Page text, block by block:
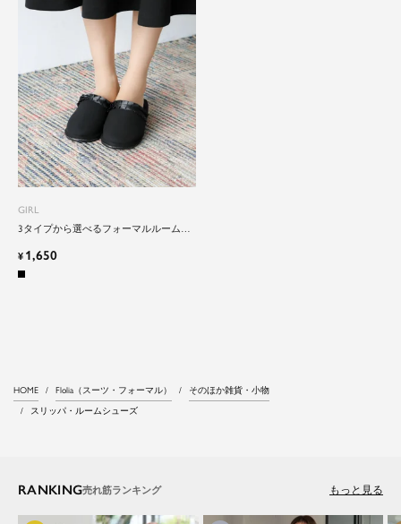
GIRL
3タイプから選べるフォーマルルームシ
¥ 1,650
HOME Flolia（スーツ・フォーマル）
そのほか雑貨・小物
スリッパ・ルームシューズ
RANKING もっと見る